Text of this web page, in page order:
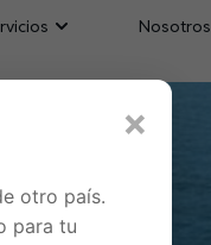
Nosotros
×
otro país.
para tu